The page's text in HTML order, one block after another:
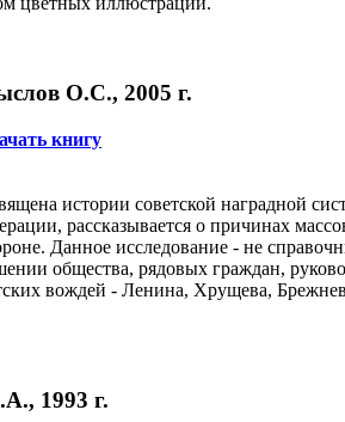
О.С., 2005 г.
книгу
истории советской наградной
рассказывается о причинах
Данное исследование - не
общества, рядовых граждан,
вождей - Ленина, Хрущева,
1993 г.